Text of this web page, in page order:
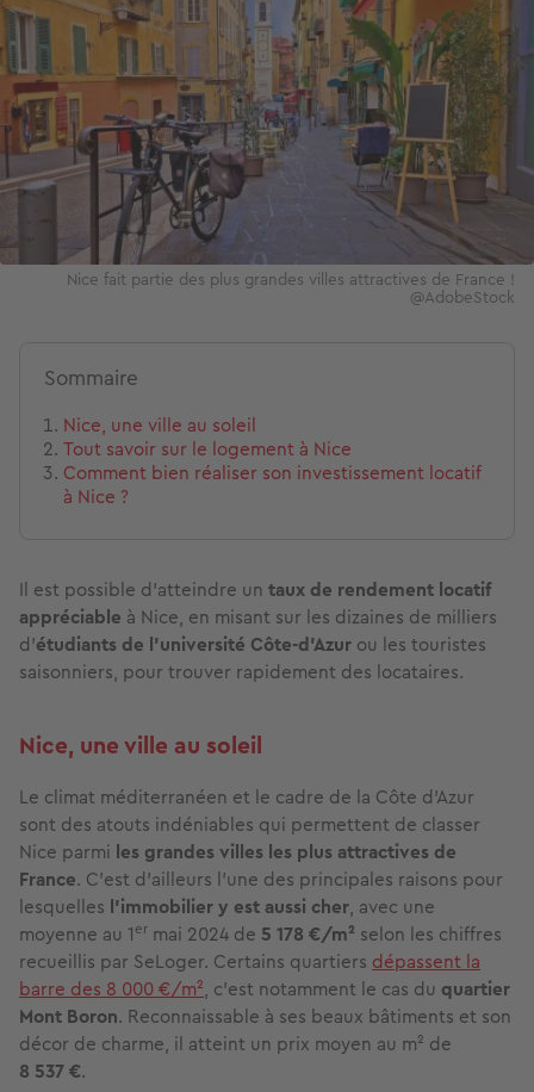
Nice fait partie des plus grandes villes attractives de France !
@AdobeStock
Sommaire
Nice, une ville au soleil
Tout savoir sur le logement à Nice
Comment bien réaliser son investissement locatif
à Nice ?
Il est possible d'atteindre un taux de rendement locatif
appréciable à Nice, en misant sur les dizaines de milliers
d'étudiants de l'université Côte-d'Azur ou les touristes
saisonniers, pour trouver rapidement des locataires.
Nice, une ville au soleil
Le climat méditerranéen et le cadre de la Côte d'Azur
sont des atouts indéniables qui permettent de classer
Nice parmi les grandes villes les plus attractives de
France. C'est d'ailleurs l'une des principales raisons pour
lesquelles l'immobilier y est aussi cher, avec une
moyenne au 1er mai 2024 de 5 178 €/m² selon les chiffres
recueillis par SeLoger. Certains quartiers dépassent la
barre des 8 000 €/m², c’est notamment le cas du quartier
Mont Boron. Reconnaissable à ses beaux bâtiments et son
décor de charme, il atteint un prix moyen au m² de
8 537 €.